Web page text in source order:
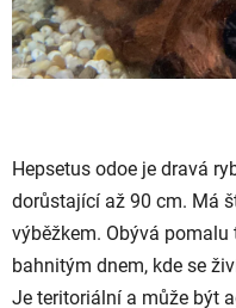
Hepsetus odoe je dravá
dorůstající až 90 cm. Má
výběžkem. Obývá
bahnitým dnem, kde se
Je teritoriální a může být